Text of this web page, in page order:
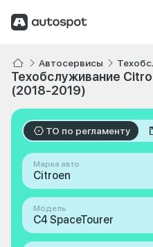
Автосервисы
Техобслуживание
(2018-2019)
ТО по регламенту
Марка авто
Citroen
Модель
C4 SpaceTourer